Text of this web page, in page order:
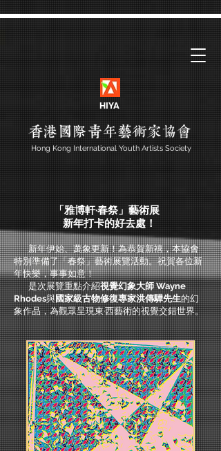
HIYA
Hong Kong International Youth Artists Society
「雅博軒·春祭」藝術展
新年打卡的好去處！
新年伊始、萬象更新！為恭賀新禧，本協會
特別準備了「春祭」藝術展覽活動。祝賀各位新
年快樂，事事如意！
是次展覽重點介紹視覺幻象大師 Wayne
Rhodes與國家級古物修復專家洪傳驊先生的幻
象作品，為觀眾呈現東·西藝術的視覺交錯世界。